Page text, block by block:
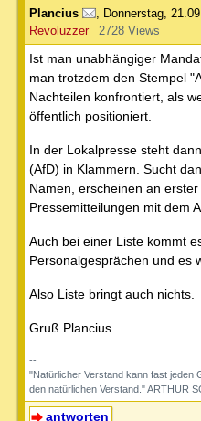
Plancius , Donnerstag,
Revoluzzer
2728 Views
Ist man unabhängiger
man trotzdem den Stempel
Nachteilen konfrontiert, als
öffentlich positioniert.
In der Lokalpresse steht
(AfD) in Klammern. Sucht
Namen, erscheinen an
Pressemitteilungen mit dem
Auch bei einer Liste kommt
Personalgesprächen und es
Also Liste bringt auch nichts.
Gruß Plancius
--
"Natürlicher Verstand kann fast jeden
den natürlichen Verstand." ARTHUR
antworten